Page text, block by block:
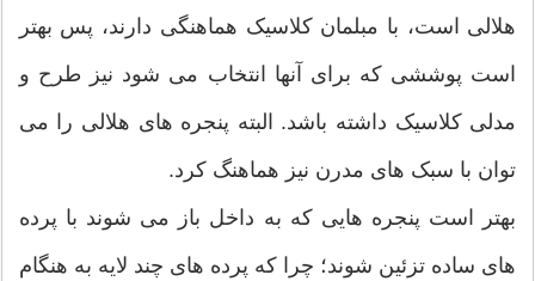
هلالی است، با مبلمان کلاسیک هماهنگی دارند، پس بهتر
است پوششی که برای آنها انتخاب می شود نیز طرح و
مدلی کلاسیک داشته باشد. البته پنجره های هلالی را می
توان با سبک های مدرن نیز هماهنگ کرد.
بهتر است پنجره هایی که به داخل باز می شوند با پرده
های ساده تزئین شوند؛ چرا که پرده های چند لایه به هنگام